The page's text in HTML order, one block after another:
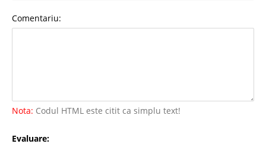
Comentariu:
Nota: Codul HTML este citit ca simplu text!
Evaluare: